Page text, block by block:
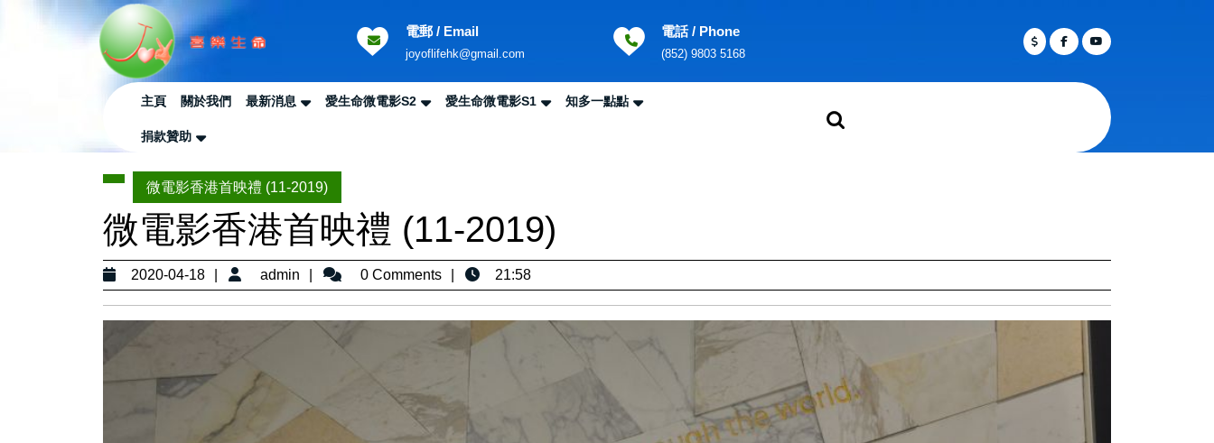
電郵 / Email
joyoflifehk@gmail.comEmail
電話 / Phone
(852) 9803 5168Phone
Facebook
TwitterYoutube
主頁 關於我們 最新消息 愛生命微電影S2 愛生命微電影S1 知多一點點
捐款贊助
微電影香港首映禮 (11-2019)
微電影香港首映禮 (11-2019)
2020-04-18
2020-
04-
18
admin admin 0 Comments 21:58